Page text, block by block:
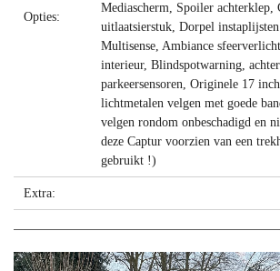
Opties:
Mediascherm, Spoiler achterklep,
uitlaatsierstuk, Dorpel
Multisense, Ambiance
interieur, Blindspotwarning,
parkeersensoren, Originele 17
lichtmetalen velgen met goede
velgen rondom onbeschadigd en
deze Captur voorzien van een
gebruikt !)
Extra: